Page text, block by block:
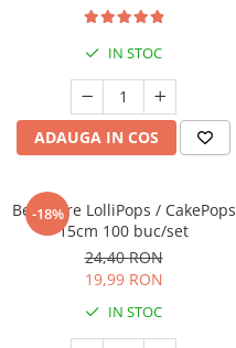
IN STOC
ADAUGA IN COS
-18%
Betisoare LolliPops / CakePops
15cm 100 buc/set
24,40 RON
19,99 RON
IN STOC